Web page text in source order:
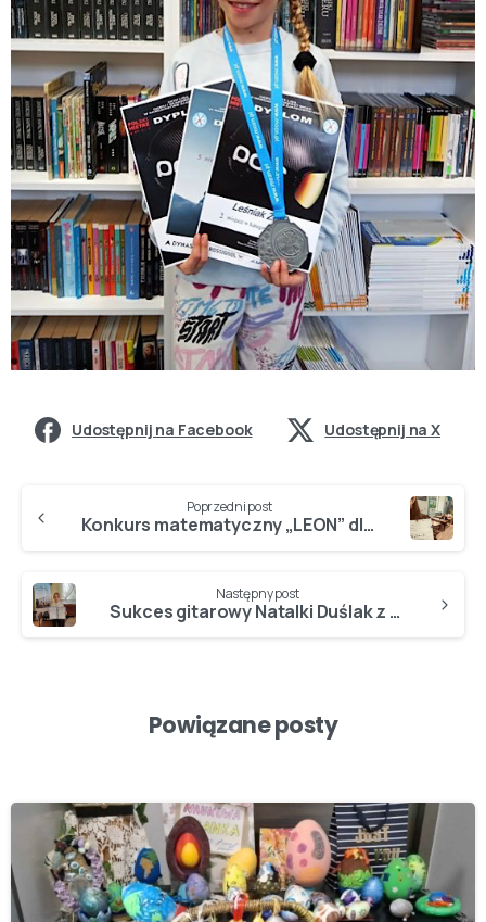
Udostępnij na Facebook Udostępnij na X
Poprzedni post
Konkurs matematyczny „LEON” dla uczniów klas I-III
Następny post
Sukces gitarowy Natalki Duślak z 3a
Powiązane posty